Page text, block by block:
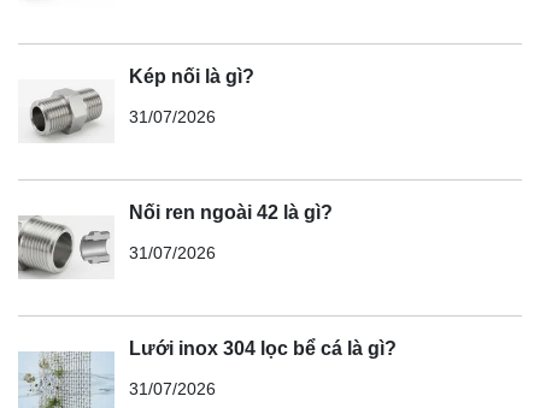
Kép nối là gì?
31/07/2026
Nối ren ngoài 42 là gì?
31/07/2026
Lưới inox 304 lọc bể cá là gì?
31/07/2026